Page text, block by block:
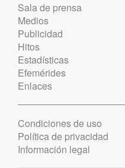
Sala de prensa
Medios
Publicidad
Hitos
Estadísticas
Efemérides
Enlaces
Condiciones de uso
Política de privacidad
Información legal